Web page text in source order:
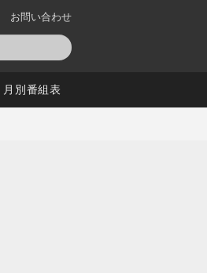
お問い合わせ
月別番組表